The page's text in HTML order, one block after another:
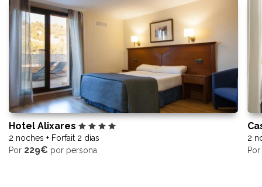
Hotel Alixares
2 noches + Forfait 2 días
Por 229€ por persona
2
Por